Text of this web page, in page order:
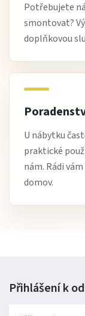
Potřebujete
smontovat?
doplňkovou
U nábytku
praktické
nám. Rádi
domov.
Přihlášení k